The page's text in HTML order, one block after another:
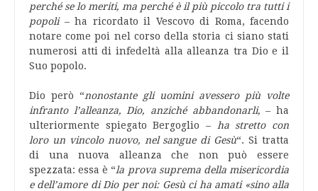
perché se lo meriti, ma perché è il più piccolo tra tutti i
popoli– ha ricordato il Vescovo di Roma, facendo
notare come poi nel corso della storia ci siano stati
numerosi atti di infedeltà alla alleanza tra Dio e il
Suo popolo.
Dio però “nonostante gli uomini avessero più volte
infranto l’alleanza, Dio, anziché abbandonarli, – ha
ulteriormente spiegato Bergoglio – ha stretto con
loro un vincolo nuovo, nel sangue di Gesù“. Si tratta
di una nuova alleanza che non può essere
spezzata: essa è “la prova suprema della misericordia
e dell’amore di Dio per noi: Gesù ci ha amati «sino alla